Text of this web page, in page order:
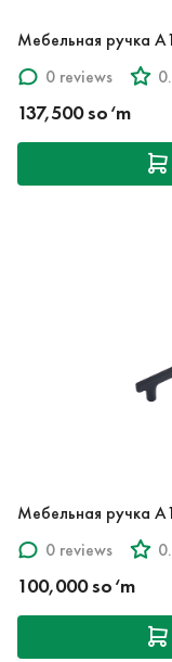
Мебельная ручка
0 reviews
137,500 so‘m
Мебельная ручка
0 reviews
100,000 so‘m